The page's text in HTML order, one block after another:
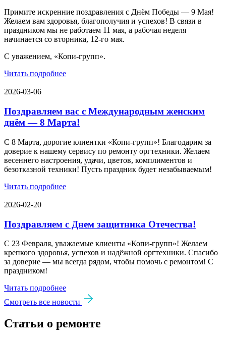
Примите искренние поздравления с Днём Победы — 9 Мая!
Желаем вам здоровья, благополучия и успехов! В связи в
праздником мы не работаем 11 мая, а рабочая неделя
начинается со вторника, 12-го мая.
С уважением, «Копи-групп».
Читать подробнее
2026-03-06
Поздравляем вас с Международным женским
днём — 8 Марта!
С 8 Марта, дорогие клиентки «Копи‑групп»! Благодарим за
доверие к нашему сервису по ремонту оргтехники. Желаем
весеннего настроения, удачи, цветов, комплиментов и
безотказной техники! Пусть праздник будет незабываемым!
Читать подробнее
2026-02-20
Поздравляем с Днем защитника Отечества!
С 23 Февраля, уважаемые клиенты «Копи‑групп»! Желаем
крепкого здоровья, успехов и надёжной оргтехники. Спасибо
за доверие — мы всегда рядом, чтобы помочь с ремонтом! С
праздником!
Читать подробнее
Смотреть все новости
Статьи о ремонте